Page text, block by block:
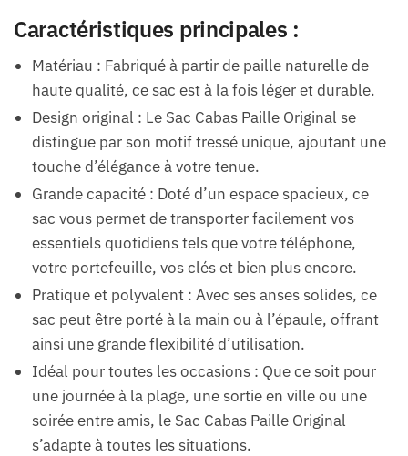
Caractéristiques principales :
Matériau : Fabriqué à partir de paille naturelle de
haute qualité, ce sac est à la fois léger et durable.
Design original : Le Sac Cabas Paille Original se
distingue par son motif tressé unique, ajoutant une
touche d’élégance à votre tenue.
Grande capacité : Doté d’un espace spacieux, ce
sac vous permet de transporter facilement vos
essentiels quotidiens tels que votre téléphone,
votre portefeuille, vos clés et bien plus encore.
Pratique et polyvalent : Avec ses anses solides, ce
sac peut être porté à la main ou à l’épaule, offrant
ainsi une grande flexibilité d’utilisation.
Idéal pour toutes les occasions : Que ce soit pour
une journée à la plage, une sortie en ville ou une
soirée entre amis, le Sac Cabas Paille Original
s’adapte à toutes les situations.